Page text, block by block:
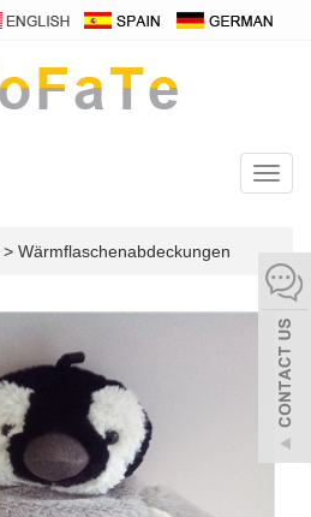
> Wärmflaschenabdeckungen